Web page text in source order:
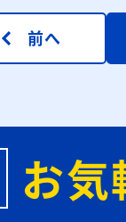
前へ
お